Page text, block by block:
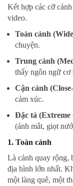
Kết hợp các cỡ
video.
Toàn cảnh
chuyện.
Trung cảnh
thấy ngôn ngữ cơ
Cận cảnh
cảm xúc.
Đặc tả (Extreme
(ánh mắt, giọt
1. Toàn cảnh
Là cảnh quay rộng,
địa hình lớn nhất.
một làng quê, một